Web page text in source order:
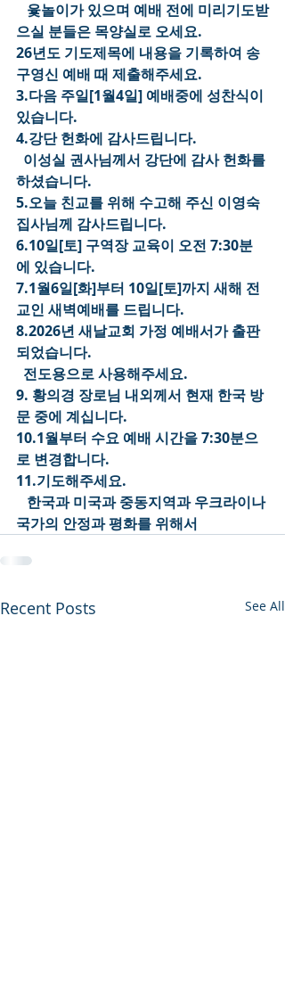
윷놀이가 있으며 예배 전에 미리기도받
으실 분들은 목양실로 오세요.
26년도 기도제목에 내용을 기록하여 송
구영신 예배 때 제출해주세요.
3.다음 주일[1월4일] 예배중에 성찬식이
있습니다.
4.강단 헌화에 감사드립니다.
이성실 권사님께서 강단에 감사 헌화를
하셨습니다.
5.오늘 친교를 위해 수고해 주신 이영숙
집사님께 감사드립니다.
6.10일[토] 구역장 교육이 오전 7:30분
에 있습니다.
7.1월6일[화]부터 10일[토]까지 새해 전
교인 새벽예배를 드립니다.
8.2026년 새날교회 가정 예배서가 출판
되었습니다.
전도용으로 사용해주세요.
9. 황의경 장로님 내외께서 현재 한국 방
문 중에 계십니다.
10.1월부터 수요 예배 시간을 7:30분으
로 변경합니다.
11.기도해주세요.
한국과 미국과 중동지역과 우크라이나
국가의 안정과 평화를 위해서
Recent Posts See All